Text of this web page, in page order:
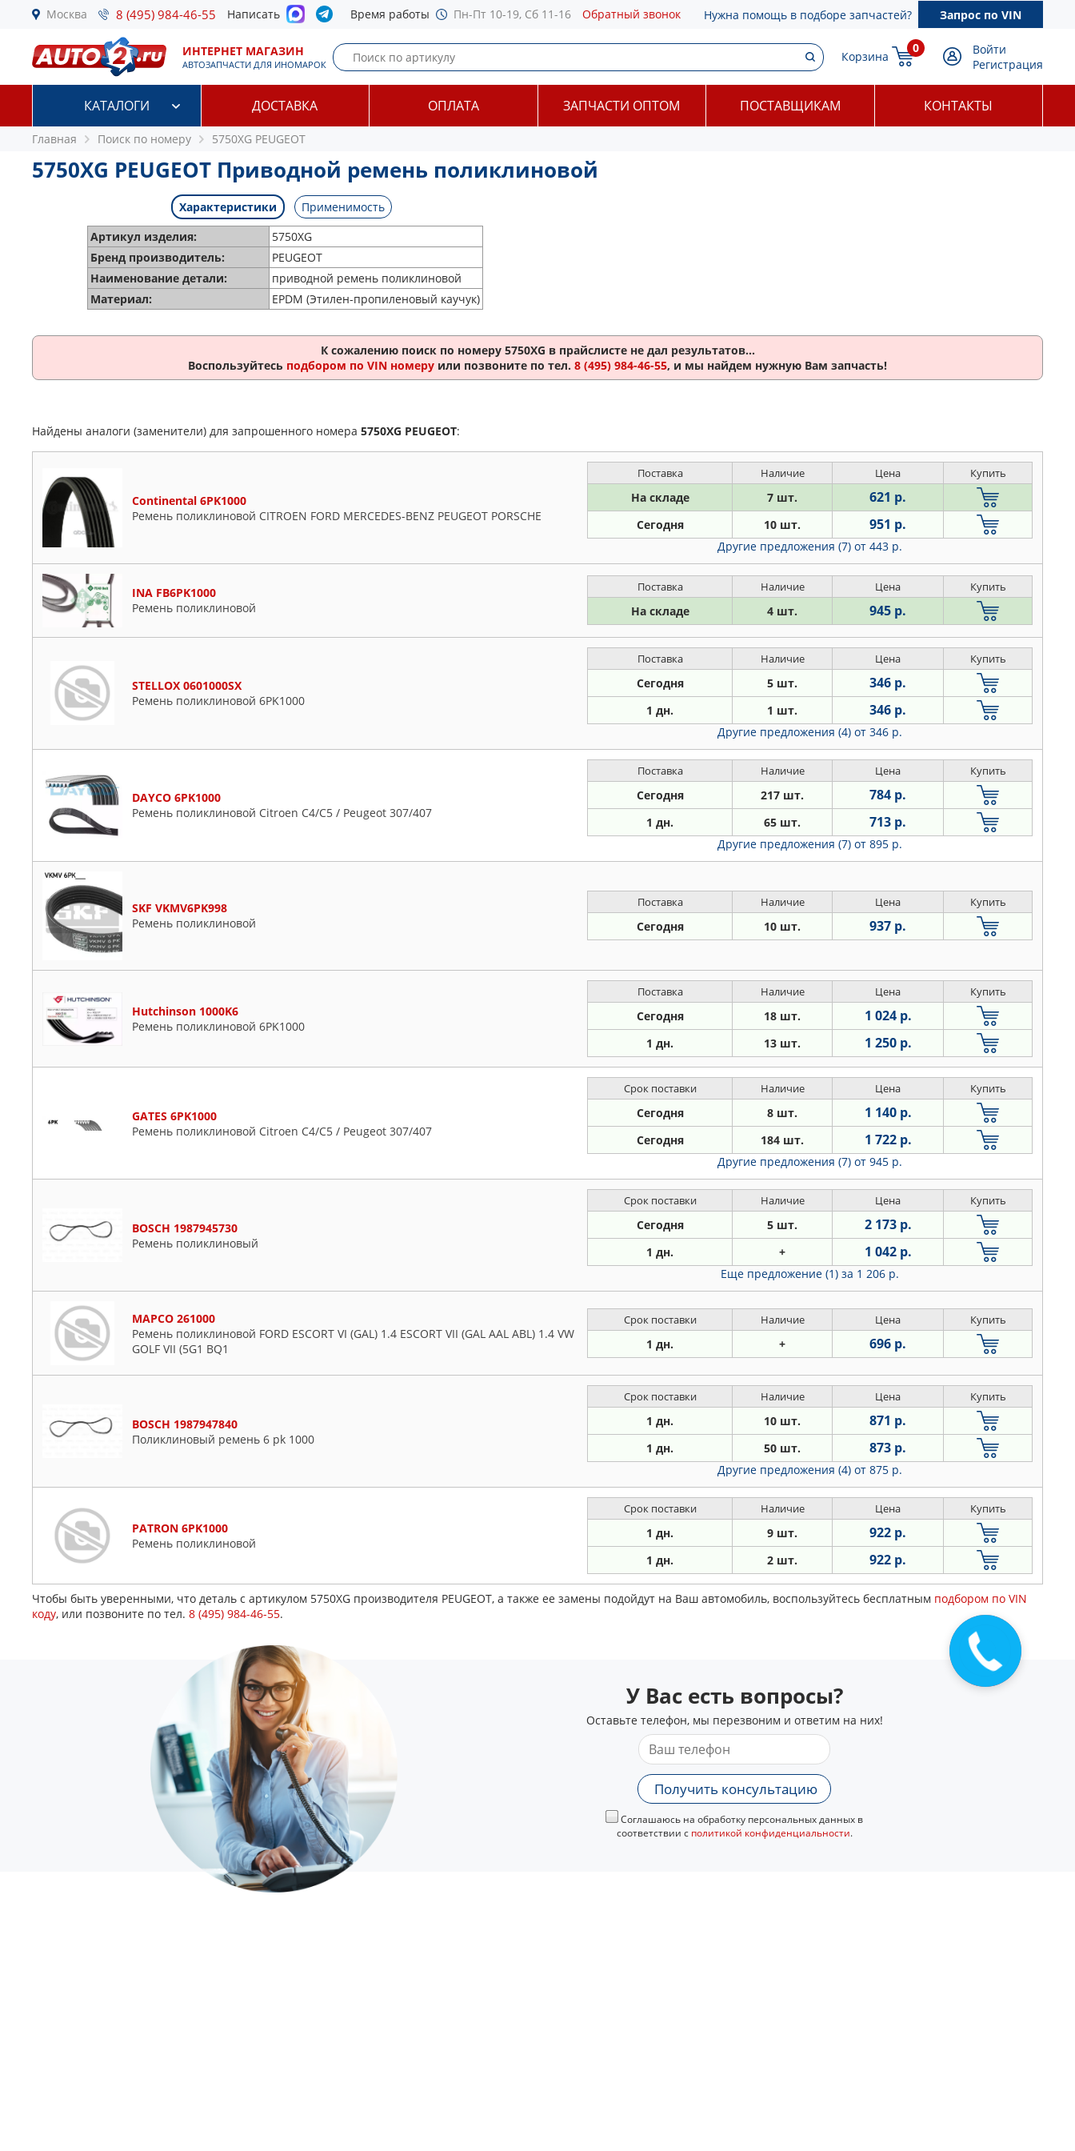
Москва 8 (495) 984-46-55 Написать Время работы Пн-Пт 10-19, Сб 11-16 Обратный звонок Нужна помощь в подборе запчастей? Запрос по VIN
ИНТЕРНЕТ МАГАЗИН
АВТОЗАПЧАСТИ ДЛЯ ИНОМАРОК
Корзина
0
Войти
Регистрация
КАТАЛОГИ ДОСТАВКА ОПЛАТА ЗАПЧАСТИ ОПТОМ ПОСТАВЩИКАМ КОНТАКТЫ
Главная Поиск по номеру 5750XG PEUGEOT
5750XG PEUGEOT Приводной ремень поликлиновой
Характеристики
Применимость
Артикул изделия:
5750XG
Бренд производитель:
PEUGEOT
Наименование детали:
приводной ремень поликлиновой
Материал:
EPDM (Этилен-пропиленовый каучук)
К сожалению поиск по номеру 5750XG в прайслисте не дал результатов...
Воспользуйтесь подбором по VIN номеру или позвоните по тел. 8 (495) 984-46-55, и мы найдем нужную Вам запчасть!
Найдены аналоги (заменители) для запрошенного номера 5750XG PEUGEOT:
Continental 6PK1000
Ремень поликлиновой CITROEN FORD MERCEDES-BENZ PEUGEOT PORSCHE
Поставка Наличие Цена Купить
На складе 7 шт. 621 р.
Сегодня 10 шт. 951 р.
Другие предложения (7) от 443 р.
INA FB6PK1000
Ремень поликлиновой
Поставка Наличие Цена Купить
На складе 4 шт. 945 р.
STELLOX 0601000SX
Ремень поликлиновой 6PK1000
Поставка Наличие Цена Купить
Сегодня 5 шт. 346 р.
1 дн. 1 шт. 346 р.
Другие предложения (4) от 346 р.
DAYCO 6PK1000
Ремень поликлиновой Citroen C4/C5 / Peugeot 307/407
Поставка Наличие Цена Купить
Сегодня 217 шт. 784 р.
1 дн. 65 шт. 713 р.
Другие предложения (7) от 895 р.
SKF VKMV6PK998
Ремень поликлиновой
Поставка Наличие Цена Купить
Сегодня 10 шт. 937 р.
Hutchinson 1000K6
Ремень поликлиновой 6PK1000
Поставка Наличие Цена Купить
Сегодня 18 шт. 1 024 р.
1 дн. 13 шт. 1 250 р.
GATES 6PK1000
Ремень поликлиновой Citroen C4/C5 / Peugeot 307/407
Срок поставки Наличие Цена Купить
Сегодня 8 шт. 1 140 р.
Сегодня 184 шт. 1 722 р.
Другие предложения (7) от 945 р.
BOSCH 1987945730
Ремень поликлиновый
Срок поставки Наличие Цена Купить
Сегодня 5 шт. 2 173 р.
1 дн. + 1 042 р.
Еще предложение (1) за 1 206 р.
MAPCO 261000
Ремень поликлиновой FORD ESCORT VI (GAL) 1.4 ESCORT VII (GAL AAL ABL) 1.4 VW
GOLF VII (5G1 BQ1
Срок поставки Наличие Цена Купить
1 дн. + 696 р.
BOSCH 1987947840
Поликлиновый ремень 6 pk 1000
Срок поставки Наличие Цена Купить
1 дн. 10 шт. 871 р.
1 дн. 50 шт. 873 р.
Другие предложения (4) от 875 р.
PATRON 6PK1000
Ремень поликлиновой
Срок поставки Наличие Цена Купить
1 дн. 9 шт. 922 р.
1 дн. 2 шт. 922 р.
Чтобы быть уверенными, что деталь с артикулом 5750XG производителя PEUGEOT, а также ее замены подойдут на Ваш автомобиль, воспользуйтесь бесплатным подбором по VIN
коду, или позвоните по тел. 8 (495) 984-46-55.
У Вас есть вопросы?
Оставьте телефон, мы перезвоним и ответим на них!
Получить консультацию
Соглашаюсь на обработку персональных данных в
соответствии с политикой конфиденциальности.